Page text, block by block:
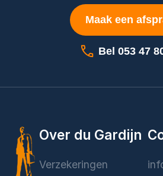
Maak een
Bel 053 47
Over du Gardijn
Verzekeringen